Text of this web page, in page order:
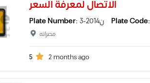
الاتصال لمعرفة السعر
Plate Number: 3-2014ن Plate Code:
مصراته
5 2 months ago